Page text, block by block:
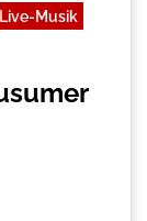
Live-Musik